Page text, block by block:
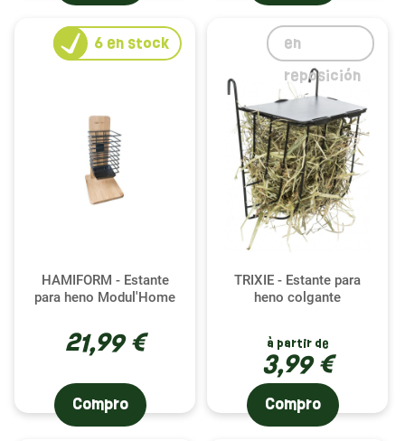
HAMIFORM - Estante
para heno Modul'Home
21,99 €
6en stock
Compro
TRIXIE - Estante para
heno colgante
à partir de
3,99 €
en
reposición
Compro